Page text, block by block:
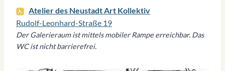
Atelier des Neustadt Art Kollektiv
Rudolf-Leonhard-Straße 19
Der Galerieraum ist mittels mobiler Rampe erreichbar. Das
WC ist nicht barrierefrei.